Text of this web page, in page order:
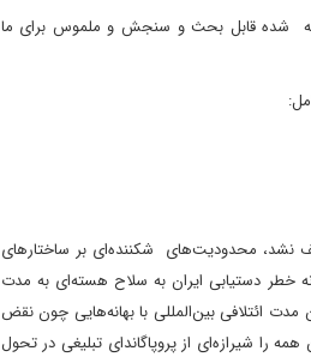
شده قابل بحث و سنجش و ملموس برای ما
محدودیت‌های شکننده‌ای بر ساختارهای
خطر دستیابی ایران به سلاح هسته‌ای به مدت
مدت ائتلافی بین‌المللی با بهانه‌هایی چون نقض
را شیرازه‌ای از پروپاگاندای تبلیغی در تحول